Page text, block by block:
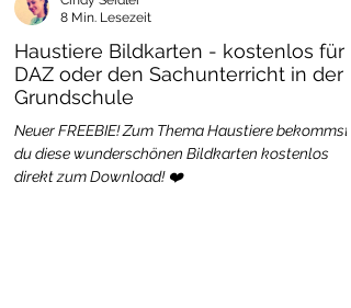
Haustiere Bildkarten - kostenlos für
DAZ oder den Sachunterricht in der
Grundschule
Neuer FREEBIE! Zum Thema Haustiere bekommst
du diese wunderschönen Bildkarten kostenlos
direkt zum Download! ❤️
8 Min. Lesezeit